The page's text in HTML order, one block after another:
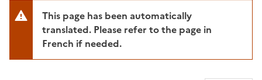
This page has been automatically
translated. Please refer to the page in
French if needed.